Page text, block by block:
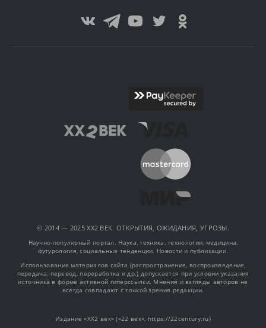
© 2014 — 2025 XX2 ВЕК. ОТКРЫТИЯ, ОЖИДАНИЯ, УГРОЗЫ.
Научно-популярный портал. Наука, техника, технологии, медицина,
футурология, социальные тенденции. Новости и публикации.
Использование материалов сайта (распространение, воспроизведение,
передача, перевод, переработка и др.) допускается при условии указания
источника в форме активной гиперссылки. Мнения и взгляды авторов не
всегда совпадают с точкой зрения редакции.
Издание «XX2 век» («22 век», https://22century.ru)